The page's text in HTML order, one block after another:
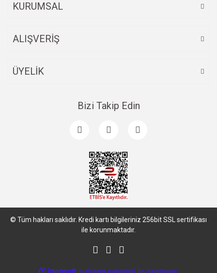
KURUMSAL
ALIŞVERİŞ
ÜYELİK
Bizi Takip Edin
© Tüm hakları saklıdır. Kredi kartı bilgileriniz 256bit SSL sertifikası
ile korunmaktadır.
ideasoft e-